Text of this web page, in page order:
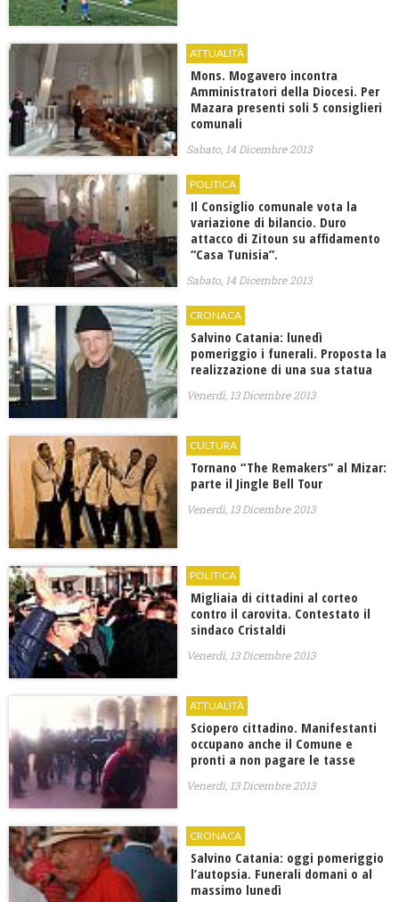
ATTUALITÀ
Mons. Mogavero incontra
Amministratori della Diocesi. Per
Mazara presenti soli 5 consiglieri
comunali
Sabato, 14 Dicembre 2013
POLITICA
Il Consiglio comunale vota la
variazione di bilancio. Duro
attacco di Zitoun su affidamento
“Casa Tunisia”.
Sabato, 14 Dicembre 2013
CRONACA
Salvino Catania: lunedì
pomeriggio i funerali. Proposta la
realizzazione di una sua statua
Venerdì, 13 Dicembre 2013
CULTURA
Tornano “The Remakers” al Mizar:
parte il Jingle Bell Tour
Venerdì, 13 Dicembre 2013
POLITICA
Migliaia di cittadini al corteo
contro il carovita. Contestato il
sindaco Cristaldi
Venerdì, 13 Dicembre 2013
ATTUALITÀ
Sciopero cittadino. Manifestanti
occupano anche il Comune e
pronti a non pagare le tasse
Venerdì, 13 Dicembre 2013
CRONACA
Salvino Catania: oggi pomeriggio
l’autopsia. Funerali domani o al
massimo lunedì